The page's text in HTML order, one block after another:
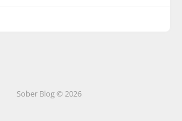
Sober Blog © 2026